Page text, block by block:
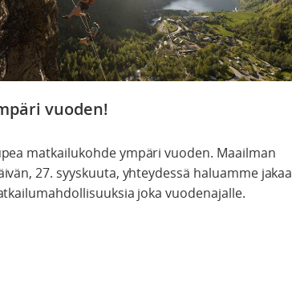
vuoden!
matkailukohde ympäri vuoden. Maailman
27. syyskuuta, yhteydessä haluamme jakaa
joka vuodenajalle.